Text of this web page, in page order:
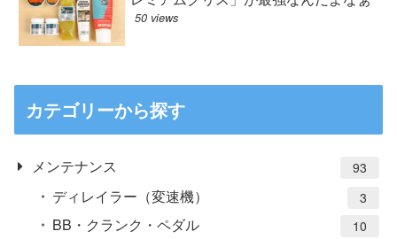
50 views
カテゴリーから探す
メンテナンス 93
ディレイラー（変速機） 3
BB・クランク・ペダル 10